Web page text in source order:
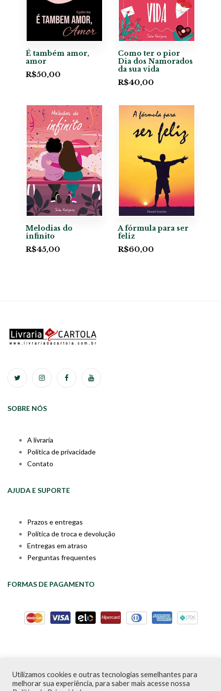
É também amor,
amor
R$50,00
Como ter o pior
Dia dos Namorados
da sua vida
R$40,00
Melodias do
infinito
R$45,00
A fórmula para ser
feliz
R$60,00
SOBRE NÓS
A livraria
Política de privacidade
Contato
AJUDA E SUPORTE
Prazos e entregas
Política de troca e devolução
Entregas em atraso
Perguntas frequentes
FORMAS DE PAGAMENTO
Livraria da Cartola © Desde 2020 | CNPJ: 31.298.135/0001-09 |
Desenvolvido porPDA Digital
Utilizamos cookies e outras tecnologias semelhantes para
melhorar sua experiência, para saber mais acesse nossa